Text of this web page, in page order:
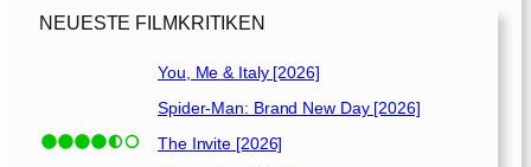
NEUESTE FILMKRITIKEN
You, Me & Italy [2026]
Spider-Man: Brand New Day [2026]
The Invite [2026]